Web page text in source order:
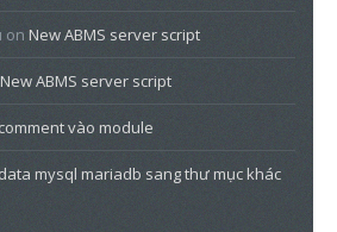
on New ABMS server script
New ABMS server script
vào module
mysql mariadb sang thư mục khác